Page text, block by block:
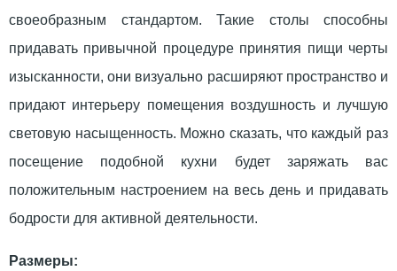
своеобразным стандартом. Такие столы способны
придавать привычной процедуре принятия пищи черты
изысканности, они визуально расширяют пространство и
придают интерьеру помещения воздушность и лучшую
световую насыщенность. Можно сказать, что каждый раз
посещение подобной кухни будет заряжать вас
положительным настроением на весь день и придавать
бодрости для активной деятельности.
Размеры: